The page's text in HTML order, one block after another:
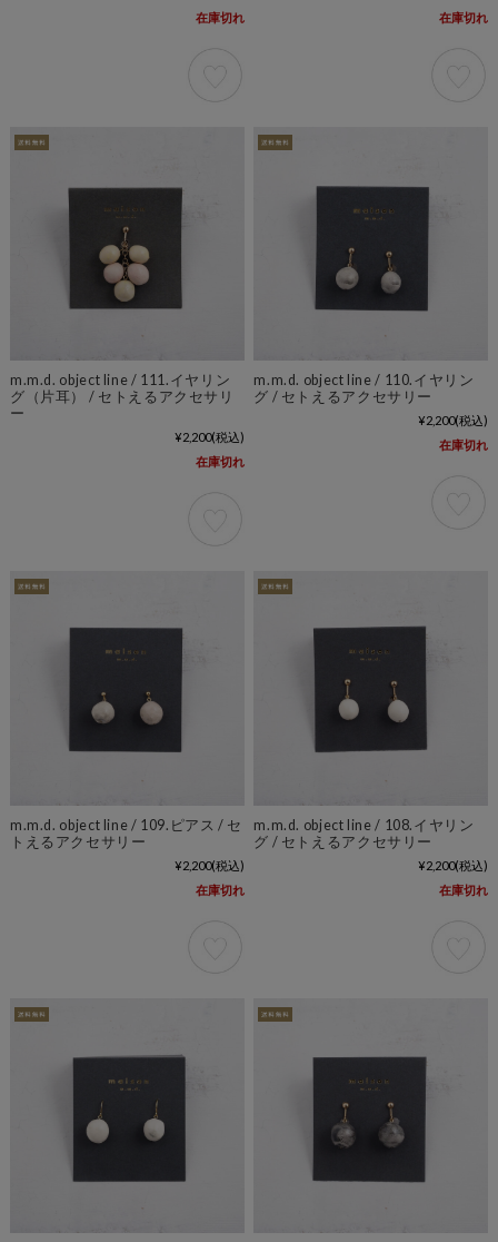
在庫切れ 在庫切れ
m.m.d. object line / 111.イヤリン
グ（片耳） / セトえるアクセサリ
ー
¥2,200(税込)
在庫切れ
m.m.d. object line / 110.イヤリン
グ / セトえるアクセサリー
¥2,200(税込)
在庫切れ
m.m.d. object line / 109.ピアス / セ
トえるアクセサリー
¥2,200(税込)
在庫切れ
m.m.d. object line / 108.イヤリン
グ / セトえるアクセサリー
¥2,200(税込)
在庫切れ